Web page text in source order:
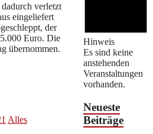
verletzt
eingeliefert
der
Euro. Die
übernommen.
Alles
Hinweis
Es sind keine
anstehenden
Veranstaltungen
vorhanden.
Neueste
Beiträge